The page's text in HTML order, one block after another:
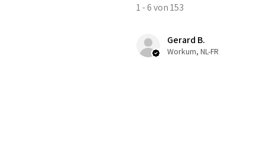
1 - 6 von 153
Gerard B.
Workum, NL-FR